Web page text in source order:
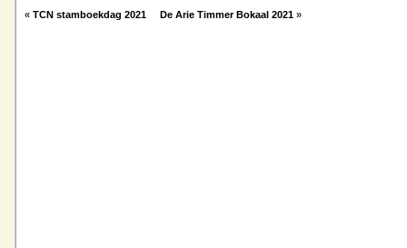
« TCN stamboekdag 2021 De Arie Timmer Bokaal 2021 »